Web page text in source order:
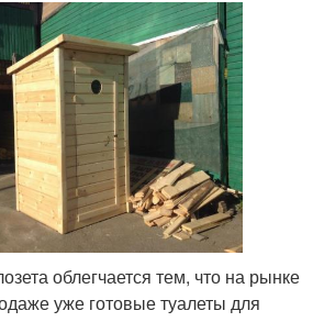
облегчается тем, что на рынке
уже готовые туалеты для